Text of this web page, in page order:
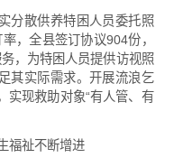
分散供养特困人员委托照
，全县签订协议904份，
，为特困人员提供访视照
其实际需求。开展流浪乞
实现救助对象“有人管、有
福祉不断增进